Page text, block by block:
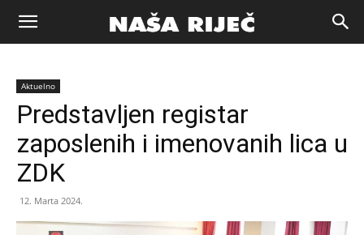
Naša
riječ
Zenica
Aktuelno
Predstavljen registar
zaposlenih i imenovanih lica u
ZDK
12. Marta 2024.